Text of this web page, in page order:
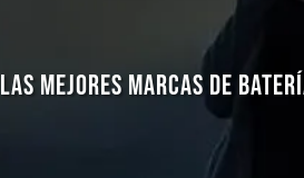
Las Mejores Marcas de